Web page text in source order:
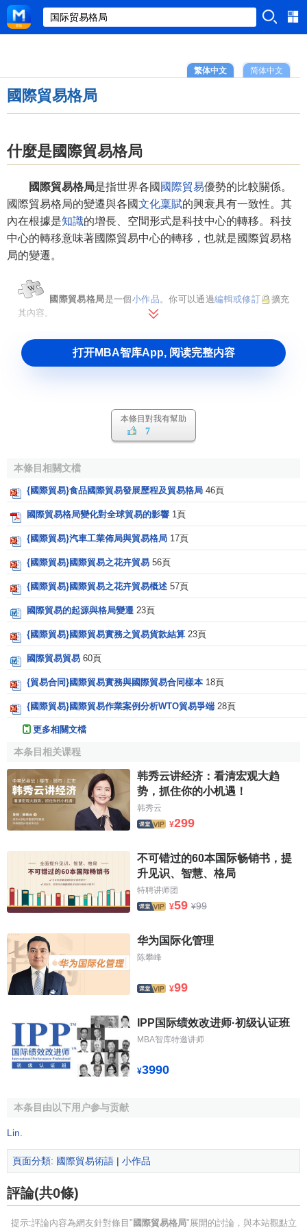
简体中文
繁体中文
國際貿易格局
什麼是國際貿易格局
國際貿易格局是指世界各國 國際貿易優勢的比較關係。
國際貿易格局的變遷與各國文化稟賦的興衰具有一致性。其
內在根據是知識的增長、空間形式是科技中心的轉移。科技
中心的轉移意味著國際貿易中心的轉移，也就是國際貿易格
局的變遷。
國際貿易格局是一個小作品。你可以通過編輯或修訂
擴充
其內容。
打开MBA智库App, 阅读完整内容
本條目對我有幫助
7
本條目相關文檔
{國際貿易}食品國際貿易發展歷程及貿易格局 46頁
國際貿易格局變化對全球貿易的影響 1頁
{國際貿易}汽車工業佈局與貿易格局 17頁
{國際貿易}國際貿易之花卉貿易 56頁
{國際貿易}國際貿易之花卉貿易概述 57頁
國際貿易的起源與格局變遷 23頁
{國際貿易}國際貿易實務之貿易貨款結算 23頁
國際貿易貿易 60頁
{貿易合同}國際貿易實務與國際貿易合同樣本 18頁
{國際貿易}國際貿易作業案例分析WTO貿易爭端 28頁
更多相關文檔
本条目相关课程
韩秀云讲经济：看清宏观大趋
势，抓住你的小机遇！
韩秀云
¥299
不可错过的60本国际畅销书，提
升见识、智慧、格局
特聘讲师团
¥59 ¥99
华为国际化管理
陈攀峰
¥99
IPP国际绩效改进师·初级认证班
MBA智库特邀讲师
¥3990
本条目由以下用户参与贡献
Lin
頁面分類: 國際貿易術語 | 小作品
評論(共0條)
提示:評論內容為網友針對條目" 國際貿易格局"展開的討論，與本站觀點立